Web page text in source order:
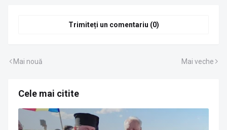
Trimiteți un comentariu (0)
Mai nouă Mai veche
Cele mai citite